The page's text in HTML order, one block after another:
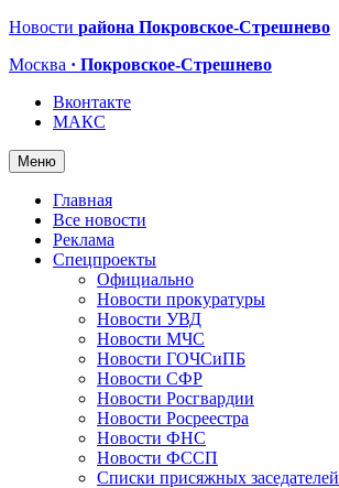
Новости района Покровское-Стрешнево
Москва · Покровское-Стрешнево
Вконтакте
МАКС
Меню
Главная
Все новости
Реклама
Спецпроекты
Официально
Новости прокуратуры
Новости УВД
Новости МЧС
Новости ГОЧСиПБ
Новости СФР
Новости Росгвардии
Новости Росреестра
Новости ФНС
Новости ФССП
Списки присяжных заседателей